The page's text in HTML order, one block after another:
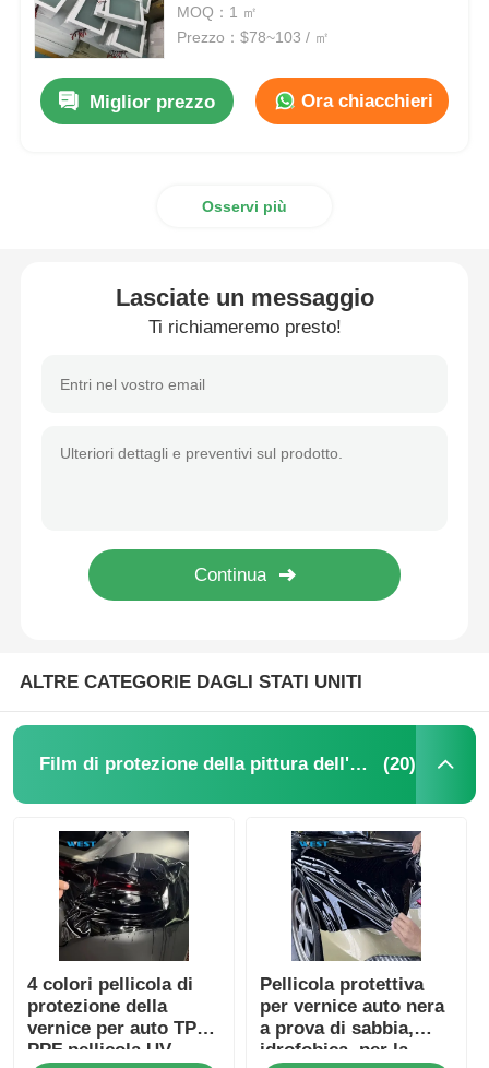
Casa
Prodotti
Chi siamo
MOQ：1 ㎡
Prezzo：$78~103 / ㎡
Miglior prezzo Ora chiacchieri
Osservi più
Lasciate un messaggio
Ti richiameremo presto!
ALTRE CATEGORIE DAGLI STATI UNITI
Film di protezione della pittura dell'automobile (20)
4 colori pellicola di
protezione della
vernice per auto TPU
PPF pellicola UV
Pellicola protettiva
per vernice auto nera
a prova di sabbia,
idrofobica, per la